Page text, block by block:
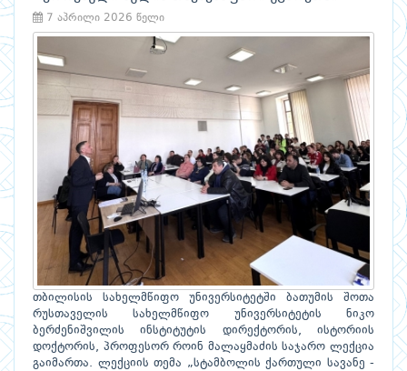
7 აპრილი 2026 წელი
თბილისის სახელმწიფო უნივერსიტეტში ბათუმის შოთა
რუსთაველის სახელმწიფო უნივერსიტეტის ნიკო
ბერძენიშვილის ინსტიტუტის დირექტორის, ისტორიის
დოქტორის, პროფესორ როინ მალაყმაძის საჯარო ლექცია
გაიმართა. ლექციის თემა „სტამბოლის ქართული სავანე -